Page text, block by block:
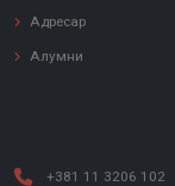
Адресар
Алумни
+381 11 3206 102